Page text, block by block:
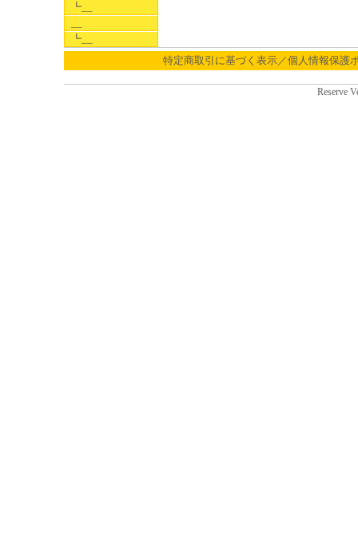
┗__
┗__
特定商取引に基づく表示／個人情報保護
Reserve